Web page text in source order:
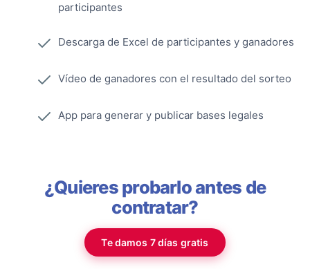
participantes
Descarga de Excel de participantes y ganadores
Vídeo de ganadores con el resultado del sorteo
App para generar y publicar bases legales
¿Quieres probarlo antes de
contratar?
Te damos 7 días gratis